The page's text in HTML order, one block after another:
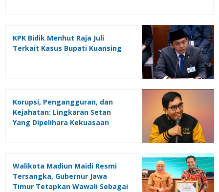
KPK Bidik Menhut Raja Juli
Terkait Kasus Bupati Kuansing
Korupsi, Pengangguran, dan
Kejahatan: Lingkaran Setan
Yang Dipelihara Kekuasaan
Walikota Madiun Maidi Resmi
Tersangka, Gubernur Jawa
Timur Tetapkan Wawali Sebagai